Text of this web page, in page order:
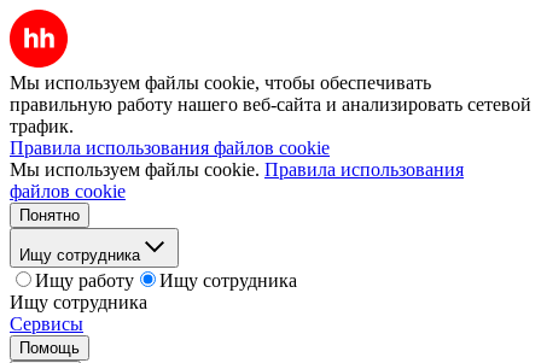
Мы используем файлы cookie, чтобы обеспечивать
правильную работу нашего веб-сайта и анализировать сетевой
трафик.
Правила использования файлов cookie
Мы используем файлы cookie. Правила использования
файлов cookie
Понятно
Ищу сотрудника
Ищу работу
Ищу сотрудника
Ищу сотрудника
Сервисы
Помощь